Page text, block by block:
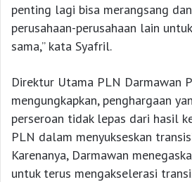
penting lagi bisa merangsang
perusahaan-perusahaan lain
sama,” kata Syafril.
Direktur Utama PLN Darmawan
mengungkapkan, penghargaan
perseroan tidak lepas dari hasil
PLN dalam menyukseskan
Karenanya, Darmawan
untuk terus mengakselerasi